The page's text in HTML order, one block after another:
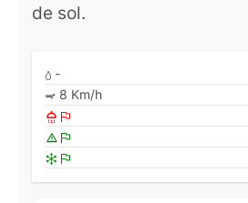
de sol.
-
8 Km/h